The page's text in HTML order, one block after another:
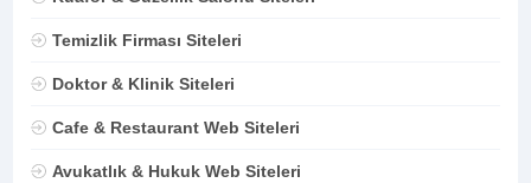
Temizlik Firması Siteleri
Doktor & Klinik Siteleri
Cafe & Restaurant Web Siteleri
Avukatlık & Hukuk Web Siteleri